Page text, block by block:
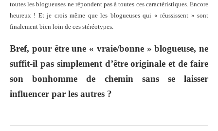
toutes les blogueuses ne répondent pas à toutes ces caractéristiques. Encore
heureux ! Et je crois même que les blogueuses qui « réussissent » sont
finalement bien loin de ces stéréotypes.
Bref, pour être une « vraie/bonne » blogueuse, ne
suffit-il pas simplement d’être originale et de faire
son bonhomme de chemin sans se laisser
influencer par les autres ?